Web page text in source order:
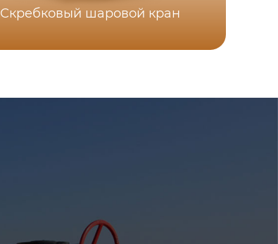
Скребковый шаровой кран